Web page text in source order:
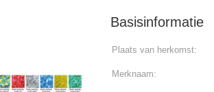
Basisinformatie
Plaats van herkomst:
Merknaam: